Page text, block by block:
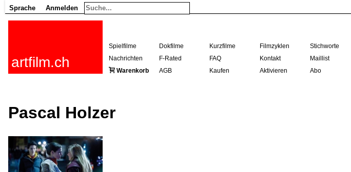
Sprache Anmelden
artfilm.ch
Spielfilme Dokfilme Kurzfilme Filmzyklen
Stichworte
Nachrichten
F-Rated FAQ Kontakt
Maillist
Warenkorb
AGB Kaufen Aktivieren Abo
Pascal Holzer